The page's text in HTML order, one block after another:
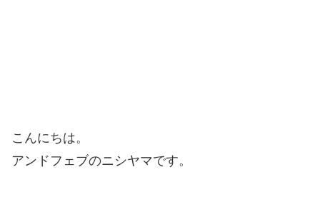
こんにちは。
アンドフェブのニシヤマです。